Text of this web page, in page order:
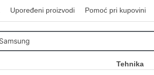
Upoređeni proizvodi Pomoć pri kupovini
Tehnika